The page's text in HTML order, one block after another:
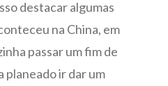
destacar algumas
na China, em
passar um fim de
planeado ir dar um